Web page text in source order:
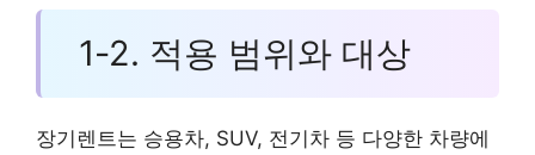
1-2. 적용 범위와 대상
장기렌트는 승용차, SUV, 전기차 등 다양한 차량에